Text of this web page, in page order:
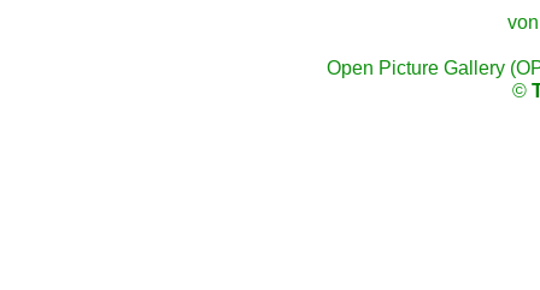
Open Picture Gallery
©